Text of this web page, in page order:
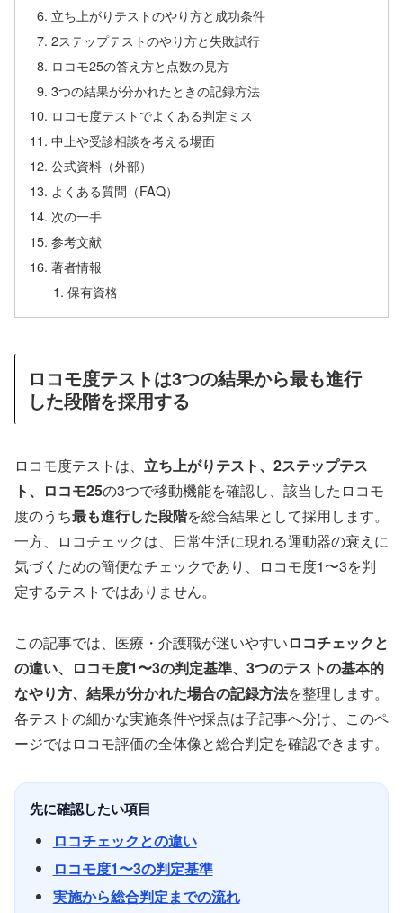
立ち上がりテストのやり方と成功条件
2ステップテストのやり方と失敗試行
ロコモ25の答え方と点数の見方
3つの結果が分かれたときの記録方法
ロコモ度テストでよくある判定ミス
中止や受診相談を考える場面
公式資料（外部）
よくある質問（FAQ）
次の一手
参考文献
著者情報
保有資格
ロコモ度テストは3つの結果から最も進行
した段階を採用する
ロコモ度テストは、 立ち上がりテスト、2ステップテス
ト、ロコモ25の3つで移動機能を確認し、該当したロコモ
度のうち最も進行した段階を総合結果として採用します。
一方、ロコチェックは、日常生活に現れる運動器の衰えに
気づくための簡便なチェックであり、ロコモ度1〜3を判
定するテストではありません。
この記事では、医療・介護職が迷いやすいロコチェックと
の違い、ロコモ度1〜3の判定基準、3つのテストの基本的
なやり方、結果が分かれた場合の記録方法を整理します。
各テストの細かな実施条件や採点は子記事へ分け、このペ
ージではロコモ評価の全体像と総合判定を確認できます。
先に確認したい項目
ロコチェックとの違い
ロコモ度1〜3の判定基準
実施から総合判定までの流れ